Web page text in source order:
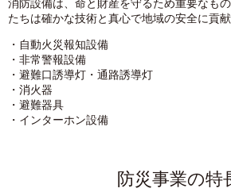
消防設備は、命と財産を守るため重要なも
たちは確かな技術と真心で地域の安全に貢献
・自動火災報知設備
・非常警報設備
・避難口誘導灯・通路誘導灯
・消火器
・避難器具
・インターホン設備
防災事業の特